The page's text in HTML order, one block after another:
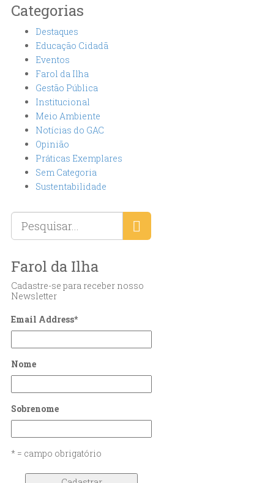
Categorias
Destaques
Educação Cidadã
Eventos
Farol da Ilha
Gestão Pública
Institucional
Meio Ambiente
Notícias do GAC
Opinião
Práticas Exemplares
Sem Categoria
Sustentabilidade
Farol da Ilha
Cadastre-se para receber nosso
Newsletter
Email Address*
Nome
Sobrenome
* = campo obrigatório